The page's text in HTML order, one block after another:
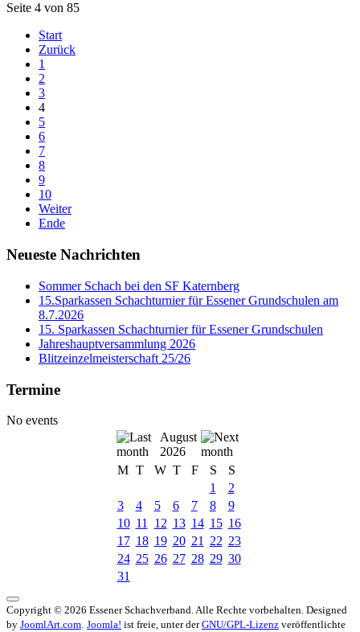
Seite 4 von 85
Start
Zurück
1
2
3
4
5
6
7
8
9
10
Weiter
Ende
Neueste Nachrichten
Sommer Schach bei den SF Katernberg
15.Sparkassen Schachturnier für Essener Grundschulen am
8.7.2026
15. Sparkassen Schachturnier für Essener Grundschulen
Jahreshauptversammlung 2026
Blitzeinzelmeisterschaft 25/26
Termine
No events
August
2026
M T W T F S
S
1
2
3
4 5 6 7 8
9
10 11 12 13 14 15 16
17 18 19 20 21 22 23
24 25 26 27 28 29 30
31
Copyright © 2026 Essener Schachverband. Alle Rechte vorbehalten. Designed
by JoomlArt.com. Joomla! ist freie, unter derGNU/GPL-Lizenz veröffentlichte